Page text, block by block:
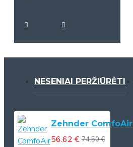
NESENIAI PERŽIŪRĖTI
Zehnder
56.62 € 74.50 €